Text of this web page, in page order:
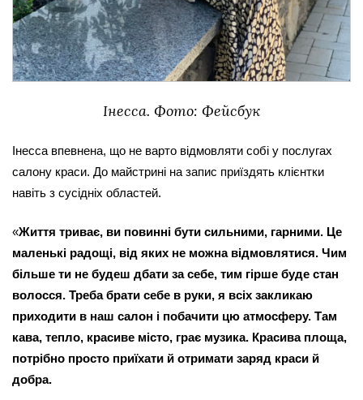
Інесса. Фото: Фейсбук
Інесса впевнена, що не варто відмовляти собі у послугах
салону краси. До майстрині на запис приїздять клієнтки
навіть з сусідніх областей.
«Життя триває, ви повинні бути сильними, гарними. Це
маленькі радощі, від яких не можна відмовлятися. Чим
більше ти не будеш дбати за себе, тим гірше буде стан
волосся. Треба брати себе в руки, я всіх закликаю
приходити в наш салон і побачити цю атмосферу. Там
кава, тепло, красиве місто, грає музика. Красива площа,
потрібно просто приїхати й отримати заряд краси й
добра.